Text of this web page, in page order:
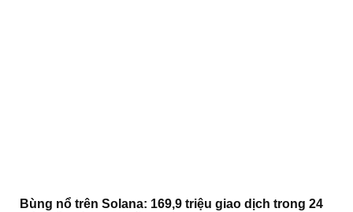
Bùng nổ trên Solana: 169,9 triệu giao dịch trong 24